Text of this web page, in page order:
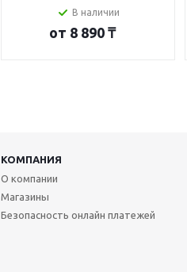
В наличии
от 8 890 ₸
КОМПАНИЯ
О компании
Магазины
Безопасность онлайн платежей